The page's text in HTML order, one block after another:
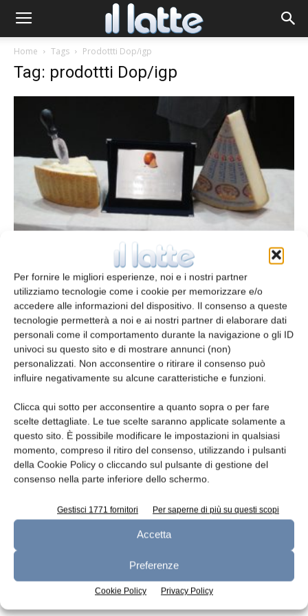
Per fornire le migliori esperienze, noi e i nostri partner
utilizziamo tecnologie come i cookie per memorizzare e/o
accedere alle informazioni del dispositivo. Il consenso a queste
tecnologie permetterà a noi e ai nostri partner di elaborare dati
personali come il comportamento durante la navigazione o gli ID
univoci su questo sito e di mostrare annunci (non)
personalizzati. Non acconsentire o ritirare il consenso può
influire negativamente su alcune caratteristiche e funzioni.
Clicca qui sotto per acconsentire a quanto sopra o per fare
scelte dettagliate. Le tue scelte saranno applicate solamente a
questo sito. È possibile modificare le impostazioni in qualsiasi
momento, compreso il ritiro del consenso, utilizzando i pulsanti
della Cookie Policy o cliccando sul pulsante di gestione del
consenso nella parte inferiore dello schermo.
Gestisci 1771 fornitori Per saperne di più su questi scopi
Accetta
Preferenze
Cookie Policy Privacy Policy
Home Tags Prodottti Dop/igp
Tag: prodottti Dop/igp
Il Premio Parmigiano Reggiano a Le
Gruyere Switzerland
redazione 27 Ottobre 2014
Leggi la rivista
n.7 - Luglio 2026 n.6 - Giugno 2026